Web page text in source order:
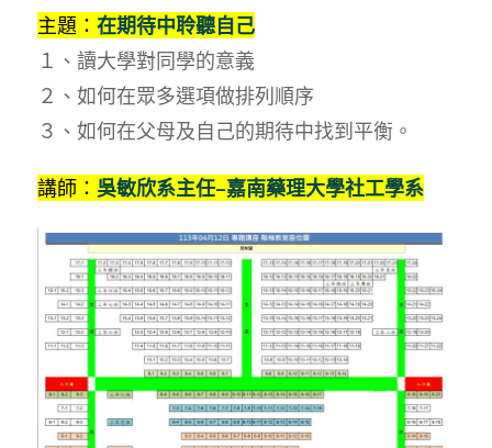
主題： 在期待中聆聽自己
１、讀大學對同學的意義
２、如何在眾多選項做排列順序
３、如何在父母及自己的期待中找到平衡。
講師： 吳敏欣系主任–嘉南藥理大學社工學系